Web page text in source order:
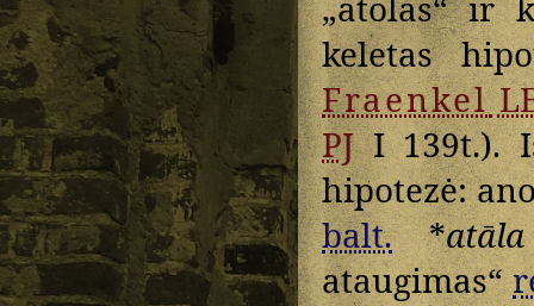
keletas
Fraenkel
PJI 139t.).
hipotezė:
balt.*atāla
ataugimas“